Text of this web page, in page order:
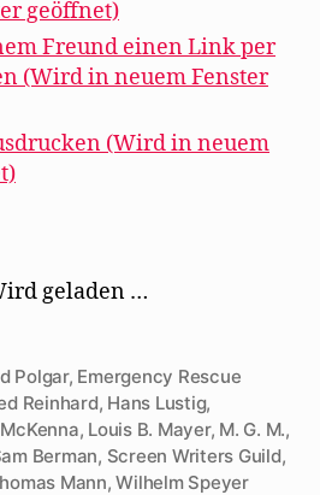
geöffnet)
Freund einen Link per
(Wird in neuem Fenster
(Wird in neuem
geladen …
Polgar, Emergency Rescue
Reinhard, Hans Lustig,
, Louis B. Mayer, M. G. M.,
Berman, Screen Writers Guild,
Mann,Wilhelm Speyer